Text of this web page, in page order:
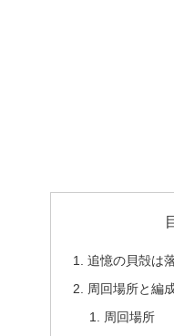
追憶の貝殻は
周回場所と編
周回場所